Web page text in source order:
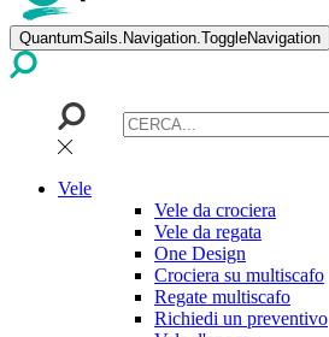
QuantumSails.Navigation.ToggleNavigation
Vele
Vele da crociera
Vele da regata
One Design
Crociera su multiscafo
Regate multiscafo
Richiedi un preventivo